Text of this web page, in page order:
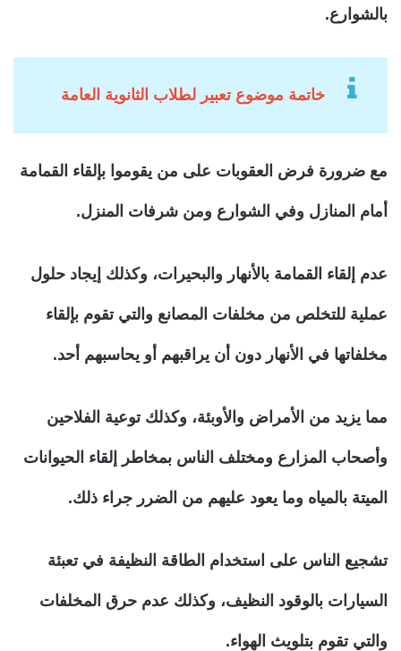
بالشوارع.
خاتمة موضوع تعبير لطلاب الثانوية العامة
مع ضرورة فرض العقوبات على من يقوموا بإلقاء القمامة
أمام المنازل وفي الشوارع ومن شرفات المنزل.
عدم إلقاء القمامة بالأنهار والبحيرات، وكذلك إيجاد حلول
عملية للتخلص من مخلفات المصانع والتي تقوم بإلقاء
مخلفاتها في الأنهار دون أن يراقبهم أو يحاسبهم أحد.
مما يزيد من الأمراض والأوبئة، وكذلك توعية الفلاحين
وأصحاب المزارع ومختلف الناس بمخاطر إلقاء الحيوانات
الميتة بالمياه وما يعود عليهم من الضرر جراء ذلك.
تشجيع الناس على استخدام الطاقة النظيفة في تعبئة
السيارات بالوقود النظيف، وكذلك عدم حرق المخلفات
والتي تقوم بتلويث الهواء.